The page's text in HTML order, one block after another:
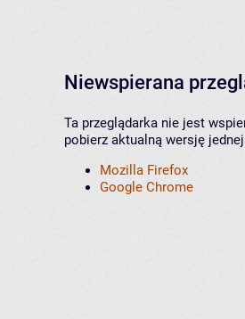
Niewspierana
Ta przeglądarka nie jest
pobierz aktualną wersję
Mozilla Firefox
Google Chrome